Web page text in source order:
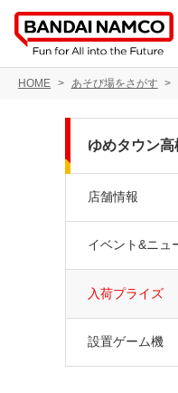
HOME あそび場をさがす
ゆめタウン
店舗情報
イベント&ニュ
入荷プライズ
設置ゲーム機